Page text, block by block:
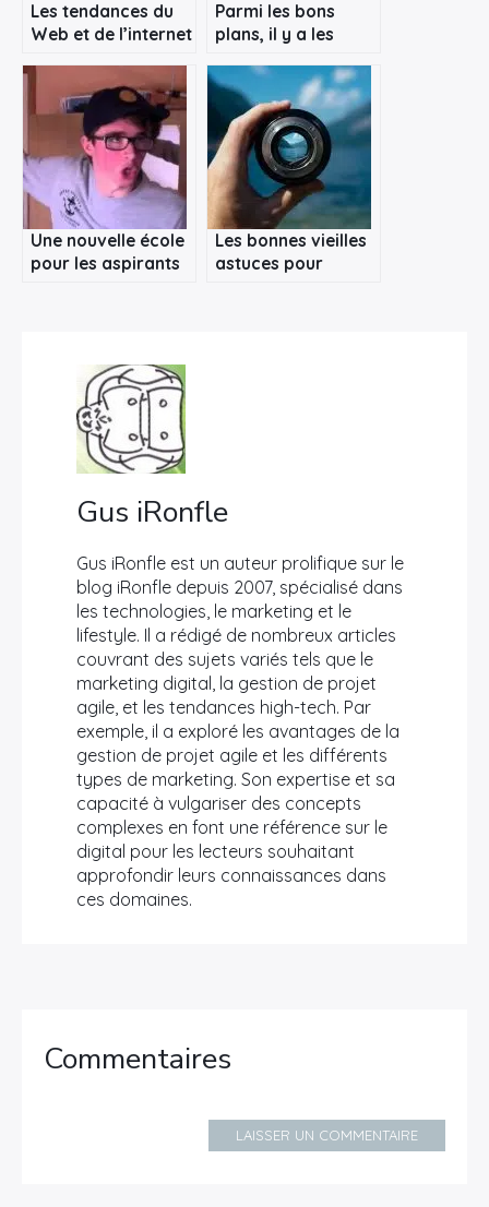
Les tendances du
Web et de l’internet
Parmi les bons
plans, il y a les
gratuitement
Une nouvelle école
pour les aspirants
Les bonnes vieilles
astuces pour
Gus iRonfle
Gus iRonfle est un auteur prolifique sur le
blog iRonfle depuis 2007, spécialisé dans
les technologies, le marketing et le
lifestyle. Il a rédigé de nombreux articles
couvrant des sujets variés tels que le
marketing digital, la gestion de projet
agile, et les tendances high-tech. Par
exemple, il a exploré les avantages de la
gestion de projet agile et les différents
types de marketing. Son expertise et sa
capacité à vulgariser des concepts
complexes en font une référence sur le
digital pour les lecteurs souhaitant
approfondir leurs connaissances dans
ces domaines.
Commentaires
LAISSER UN COMMENTAIRE